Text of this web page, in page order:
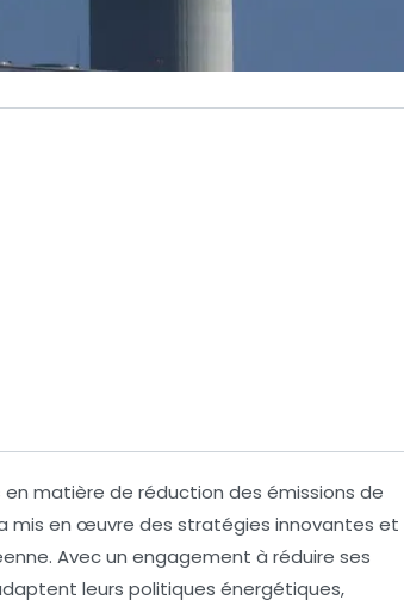
matière de réduction des émissions de
mis en œuvre des stratégies innovantes et
. Avec un engagement à réduire ses
leurs politiques énergétiques,